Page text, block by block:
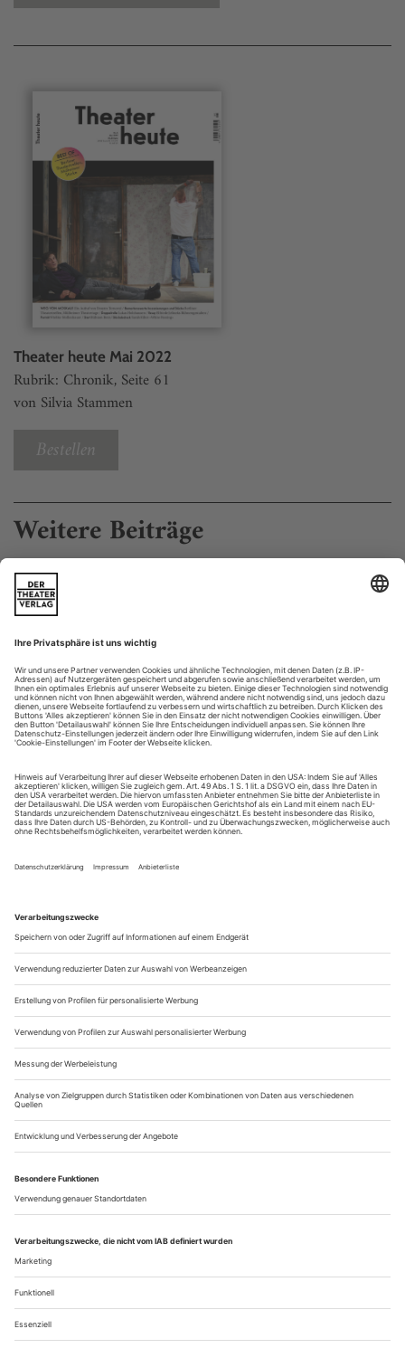
Theater heute Mai 2022
Rubrik: Chronik, Seite 61
von Silvia Stammen
Bestellen
Weitere Beiträge
Mutterbuch im Großformat
nach Édouard Louis «Die Freiheit einer Frau» (U) im Deutschen
Schauspielhaus Hamburg
Der Schriftsteller Édouard Louis, 1992 noch unter dem
Namen Eddy Bellegueulle im nordfranzö -sischen Hallencourt
geboren, hat erneut ein (sehr schmales) Buch über ein
Mitglied seiner proletarischen Familie geschrieben: Auf seinen
Vaterro -man «Wer hat meinen Vater umgebracht?» folgt nun
in Falk Richters...
Widersprüche aushalten
schont. Die Frau, die will, kann auf einmal nicht und begibt
sich in die brutalen Zwänge der Kinderwunschindustrie. Die
Mutter, die es zu Kindern gebracht hat, scheitert an der
Karriere und ist sowieso an allem schuld, während die
Übermutter ohne...
Das kleine Missverständnis
Alexander Eisenach «Der große Kunstraub (DGKR)» (U) im
Schauspiel Frankfurt
Da ist es also, das trojanische Pferd. Herein -gerollt durch
Bühnennebel, riesig, hölzern. Auf den letzten paar Metern
gelingt ihm, was das Stück zuvor kaum fertigbrachte: die
Weite des Bockenheimer Depots zu füllen, und sei es auch
nur physisch. Bespielt wird die übergroße Pointe im Übrigen
nicht, aber was soll’s: Hier zeigen die Gewerke, hier zeigt das
Theater...
Über uns Kontakt Kritikerumfrage Newsletter